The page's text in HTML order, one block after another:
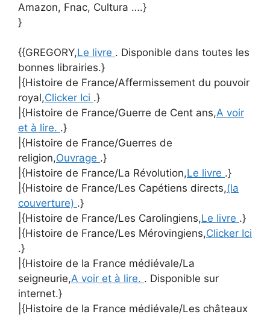
Amazon, Fnac, Cultura ….}
}
{{GREGORY,Le livre . Disponible dans toutes les
bonnes librairies.}
|{Histoire de France/Affermissement du pouvoir
royal,Clicker Ici .}
|{Histoire de France/Guerre de Cent ans,A voir
et à lire. .}
|{Histoire de France/Guerres de
religion,Ouvrage .}
|{Histoire de France/La Révolution,Le livre .}
|{Histoire de France/Les Capétiens directs,(la
couverture) .}
|{Histoire de France/Les Carolingiens,Le livre .}
|{Histoire de France/Les Mérovingiens,Clicker Ici
.}
|{Histoire de la France médiévale/La
seigneurie,A voir et à lire. . Disponible sur
internet.}
|{Histoire de la France médiévale/Les châteaux